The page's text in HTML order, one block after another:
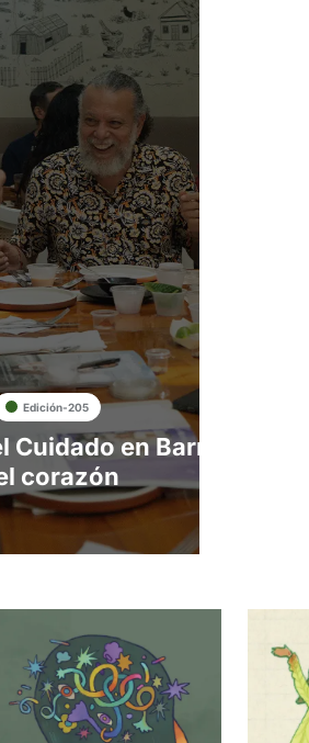
Edición-205
Cuidado en Barranquilla:
corazón